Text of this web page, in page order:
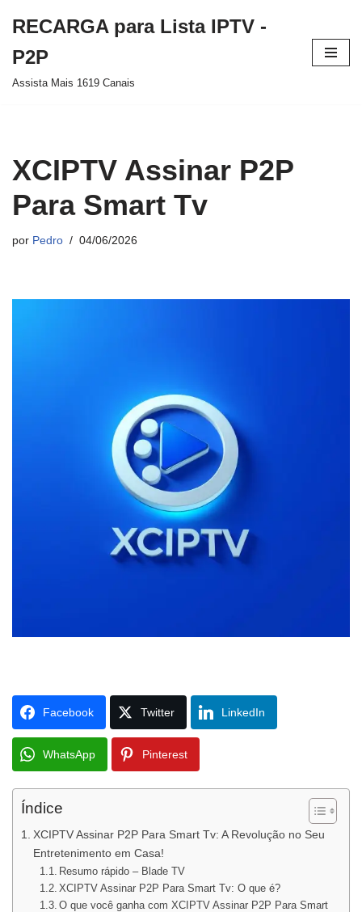
para
o
RECARGA para Lista IPTV -
P2P
Assista Mais 1619 Canais
XCIPTV Assinar P2P
Para Smart Tv
por Pedro 04/06/2026
Facebook Twitter LinkedIn
WhatsApp Pinterest
Índice
XCIPTV Assinar P2P Para Smart Tv: A Revolução no Seu
Entretenimento em Casa!
Resumo rápido – Blade TV
XCIPTV Assinar P2P Para Smart Tv: O que é?
O que você ganha com XCIPTV Assinar P2P Para Smart